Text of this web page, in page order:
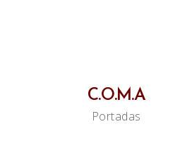
C.O.M.A
Portadas